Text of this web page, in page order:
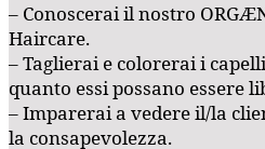
– Conoscerai il nostro
Haircare.
– Taglierai e colorerai i
quanto essi possano essere
– Imparerai a vedere il/la
la consapevolezza.